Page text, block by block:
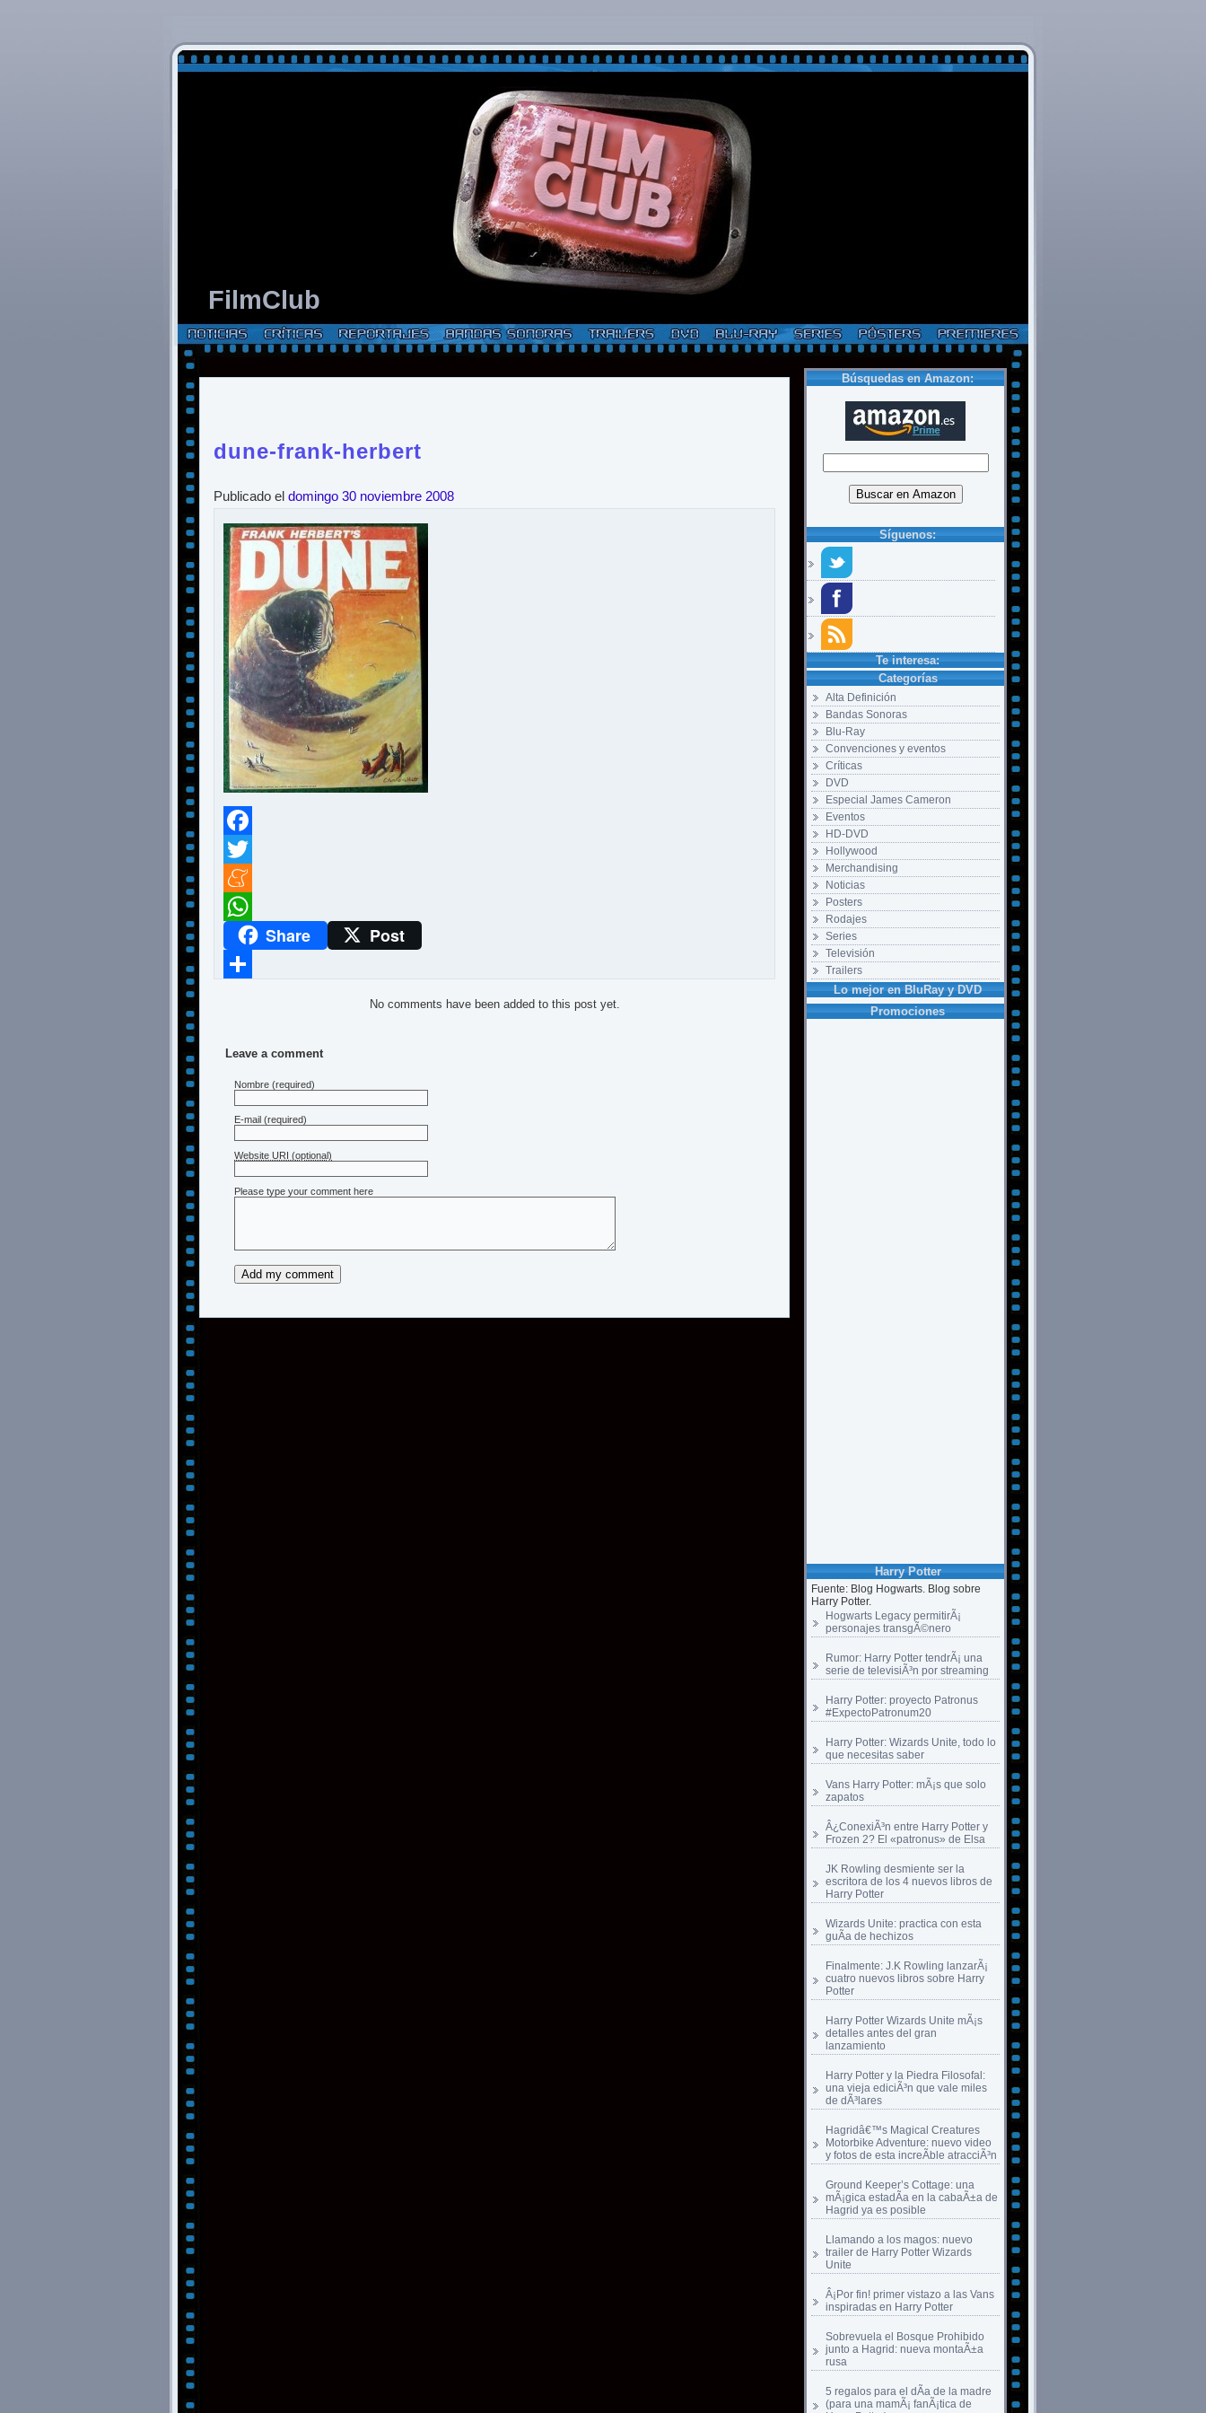
FilmClub
Búsquedas en Amazon:
Síguenos:
Te interesa:
Categorías
Alta Definición
Bandas Sonoras
Blu-Ray
Convenciones y eventos
Críticas
DVD
Especial James Cameron
Eventos
HD-DVD
Hollywood
Merchandising
Noticias
Posters
Rodajes
Series
Televisión
Trailers
Lo mejor en BluRay y DVD
Promociones
Harry Potter
Fuente: Blog Hogwarts. Blog sobre
Harry Potter.
Hogwarts Legacy permitirÃ¡
personajes transgÃ©nero
Rumor: Harry Potter tendrÃ¡ una
serie de televisiÃ³n por streaming
Harry Potter: proyecto Patronus
#ExpectoPatronum20
Harry Potter: Wizards Unite, todo lo
que necesitas saber
Vans Harry Potter: mÃ¡s que solo
zapatos
Â¿ConexiÃ³n entre Harry Potter y
Frozen 2? El «patronus» de Elsa
JK Rowling desmiente ser la
escritora de los 4 nuevos libros de
Harry Potter
Wizards Unite: practica con esta
guÃ­a de hechizos
Finalmente: J.K Rowling lanzarÃ¡
cuatro nuevos libros sobre Harry
Potter
Harry Potter Wizards Unite mÃ¡s
detalles antes del gran
lanzamiento
Harry Potter y la Piedra Filosofal:
una vieja ediciÃ³n que vale miles
de dÃ³lares
Hagridâ€™s Magical Creatures
Motorbike Adventure: nuevo video
y fotos de esta increÃ­ble atracciÃ³n
Ground Keeper’s Cottage: una
mÃ¡gica estadÃ­a en la cabaÃ±a de
Hagrid ya es posible
Llamando a los magos: nuevo
trailer de Harry Potter Wizards
Unite
Â¡Por fin! primer vistazo a las Vans
inspiradas en Harry Potter
Sobrevuela el Bosque Prohibido
junto a Hagrid: nueva montaÃ±a
rusa
5 regalos para el dÃ­a de la madre
(para una mamÃ¡ fanÃ¡tica de
dune-frank-herbert
Publicado el domingo 30 noviembre 2008
Facebook
Twitter
Meneame
WhatsAppShare Post
No comments have been added to this post yet.
Leave a comment
Nombre (required)
E-mail (required)
Website URI (optional)
Please type your comment here